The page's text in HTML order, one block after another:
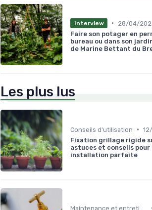
Interview •
28/04/
Faire son potager en
bureau ou dans son
de Marine Bettant du
Les plus lus
Conseils d'utilisation •
Fixation grillage rigide
astuces et conseils pour
installation parfaite